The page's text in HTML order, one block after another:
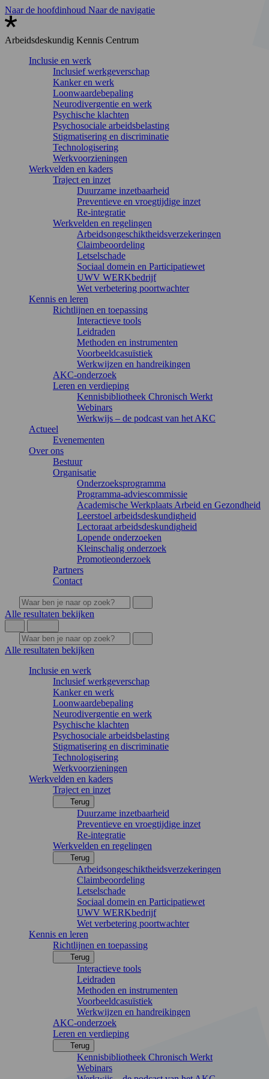
Naar de hoofdinhoud Naar de navigatie
Arbeidsdeskundig Kennis Centrum
Inclusie en werk
Inclusief werkgeverschap
Kanker en werk
Loonwaardebepaling
Neurodivergentie en werk
Psychische klachten
Psychosociale arbeidsbelasting
Stigmatisering en discriminatie
Technologisering
Werkvoorzieningen
Werkvelden en kaders
Traject en inzet
Duurzame inzetbaarheid
Preventieve en vroegtijdige inzet
Re-integratie
Werkvelden en regelingen
Arbeidsongeschiktheidsverzekeringen
Claimbeoordeling
Letselschade
Sociaal domein en Participatiewet
UWV WERKbedrijf
Wet verbetering poortwachter
Kennis en leren
Richtlijnen en toepassing
Interactieve tools
Leidraden
Methoden en instrumenten
Voorbeeldcasuïstiek
Werkwijzen en handreikingen
AKC-onderzoek
Leren en verdieping
Kennisbibliotheek Chronisch Werkt
Webinars
Werkwijs – de podcast van het AKC
Actueel
Evenementen
Over ons
Bestuur
Organisatie
Onderzoeksprogramma
Programma-adviescommissie
Academische Werkplaats Arbeid en Gezondheid
Leerstoel arbeidsdeskundigheid
Lectoraat arbeidsdeskundigheid
Lopende onderzoeken
Kleinschalig onderzoek
Promotieonderzoek
Partners
Contact
Alle resultaten bekijken
Alle resultaten bekijken
Inclusie en werk
Inclusief werkgeverschap
Kanker en werk
Loonwaardebepaling
Neurodivergentie en werk
Psychische klachten
Psychosociale arbeidsbelasting
Stigmatisering en discriminatie
Technologisering
Werkvoorzieningen
Werkvelden en kaders
Traject en inzet
Terug
Duurzame inzetbaarheid
Preventieve en vroegtijdige inzet
Re-integratie
Werkvelden en regelingen
Terug
Arbeidsongeschiktheidsverzekeringen
Claimbeoordeling
Letselschade
Sociaal domein en Participatiewet
UWV WERKbedrijf
Wet verbetering poortwachter
Kennis en leren
Richtlijnen en toepassing
Terug
Interactieve tools
Leidraden
Methoden en instrumenten
Voorbeeldcasuïstiek
Werkwijzen en handreikingen
AKC-onderzoek
Leren en verdieping
Terug
Kennisbibliotheek Chronisch Werkt
Webinars